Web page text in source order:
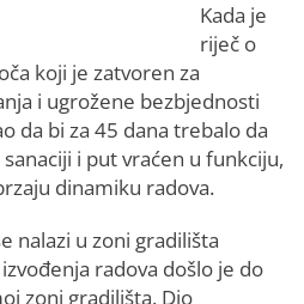
Kada je
riječ o
koji je zatvoren za
i ugrožene bezbjednosti
da bi za 45 dana trebalo da
i put vraćen u funkciju,
dinamiku radova.
nalazi u zoni gradilišta
radova došlo je do
zoni gradilišta. Dio